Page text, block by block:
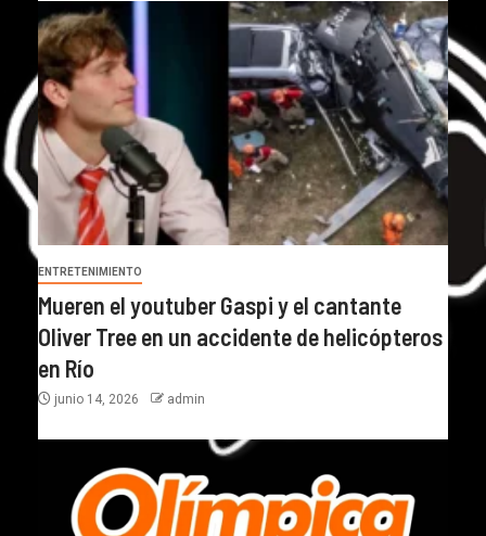
ENTRETENIMIENTO
Mueren el youtuber Gaspi y el cantante
Oliver Tree en un accidente de helicópteros
en Río
junio 14, 2026 admin